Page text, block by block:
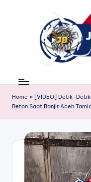
r
n
a
B
news
Home » [VIDEO] Detik-
Beton Saat Banjir Aceh